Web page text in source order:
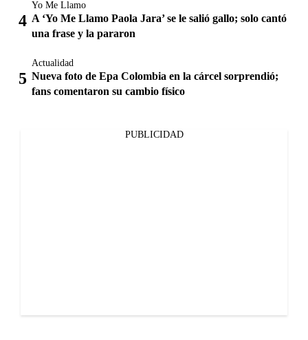
Yo Me Llamo
A ‘Yo Me Llamo Paola Jara’ se le salió gallo; solo cantó
una frase y la pararon
Actualidad
Nueva foto de Epa Colombia en la cárcel sorprendió;
fans comentaron su cambio físico
PUBLICIDAD